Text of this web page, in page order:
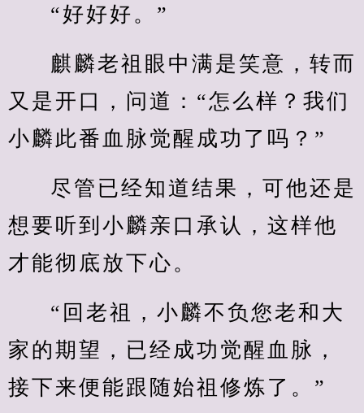
“好好好。”
麒麟老祖眼中满是笑意，转而
又是开口，问道：“怎么样？我们
小麟此番血脉觉醒成功了吗？”
尽管已经知道结果，可他还是
想要听到小麟亲口承认，这样他
才能彻底放下心。
“回老祖，小麟不负您老和大
家的期望，已经成功觉醒血脉，
接下来便能跟随始祖修炼了。”